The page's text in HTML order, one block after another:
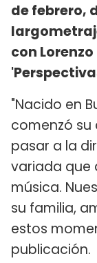
de febrero,
con
"Nacido en
comenzó
pasar a la
variada que
música.
su familia,
estos
publicación.